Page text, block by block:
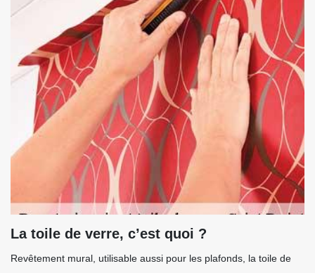
La toile de verre, c’est quoi ?
Revêtement mural, utilisable aussi pour les plafonds, la toile de